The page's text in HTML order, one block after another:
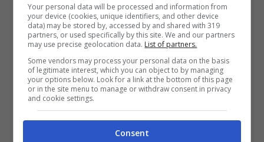
Fonte: Instagram
Nella foto in questione,Costanza è apparsa
Your personal data will be processed and information from
your device (cookies, unique identifiers, and other device
data) may be stored by, accessed by and shared with 319
partners, or used specifically by this site. We and our partners
may use precise geolocation data. List of partners.
Some vendors may process your personal data on the basis
of legitimate interest, which you can object to by managing
your options below. Look for a link at the bottom of this page
or in the site menu to manage or withdraw consent in privacy
and cookie settings.
Consent